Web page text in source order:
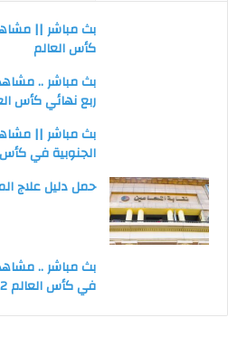
بث مباشر ||
كأس العالم
بث مباشر ..
ربع نهائي كأس
بث مباشر ||
الجنوبية في كأس
حمل دليل علاج
بث مباشر ..
في كأس العالم 2022